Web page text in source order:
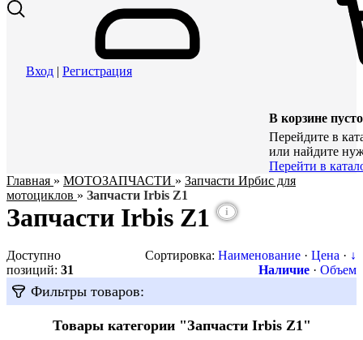
Вход | Регистрация
В корзине пусто
Перейдите в
или найдите
Перейти в
Главная » МОТОЗАПЧАСТИ » Запчасти Ирбис для
мотоциклов » Запчасти Irbis Z1
Запчасти Irbis Z1 i
Доступно
позиций: 31
Сортировка: Наименование · Цена · ↓
Наличие · Объем
Фильтры товаров:
Товары категории "Запчасти Irbis Z1"